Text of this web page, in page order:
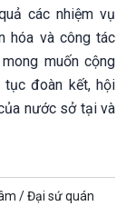
các nhiệm vụ
hóa và công tác
muốn cộng
tục đoàn kết, hội
nước sở tại và
/Đại sứ quán